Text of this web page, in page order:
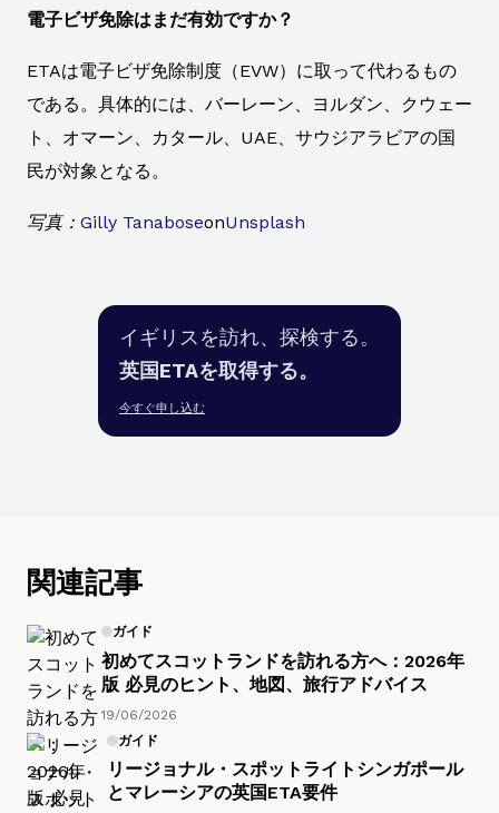
電子ビザ免除はまだ有効ですか？
ETAは電子ビザ免除制度（EVW）に取って代わるもの
である。具体的には、バーレーン、ヨルダン、クウェー
ト、オマーン、カタール、UAE、サウジアラビアの国
民が対象となる。
写真： Gilly TanaboseonUnsplash
イギリスを訪れ、探検する。
英国ETAを取得する。
今すぐ申し込む
関連記事
ガイド
初めてスコットランドを訪れる方へ：2026年
版 必見のヒント、地図、旅行アドバイス
19/06/2026
ガイド
リージョナル・スポットライトシンガポール
とマレーシアの英国ETA要件